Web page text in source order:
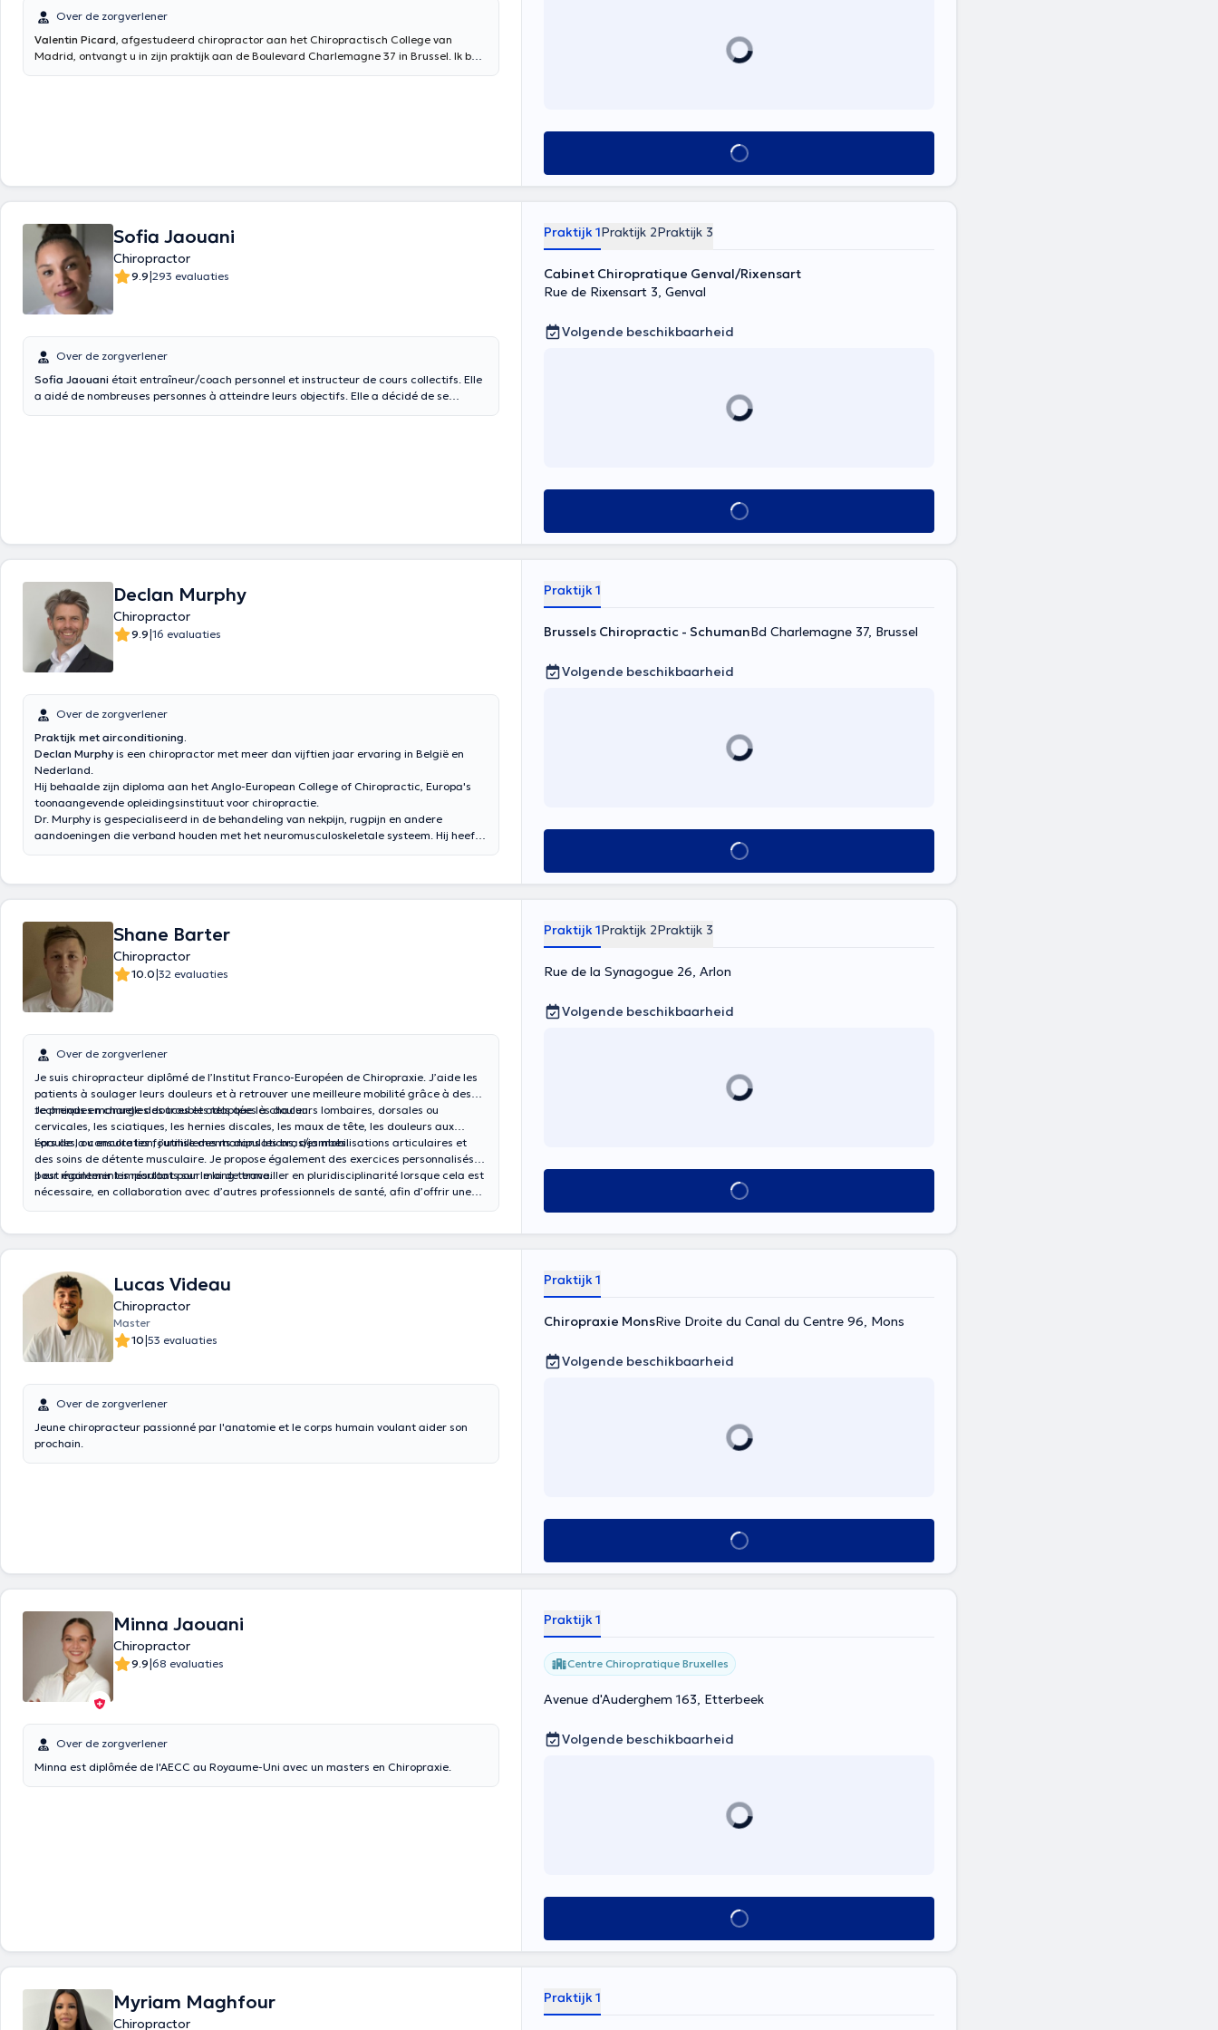
Over de zorgverlener
Valentin Picard, afgestudeerd chiropractor aan het Chiropractisch College van
Madrid, ontvangt u in zijn praktijk aan de Boulevard Charlemagne 37 in Brussel. Ik ben
opnemen met +32 80 89 424.
Alles zien
Sofia Jaouani
Chiropractor
9.9|293 evaluaties
Over de zorgverlener
Sofia Jaouani était entraîneur/coach personnel et instructeur de cours collectifs. Elle
a aidé de nombreuses personnes à atteindre leurs objectifs. Elle a décidé de se
Praktijk 1Praktijk 2Praktijk 3
Cabinet Chiropratique Genval/Rixensart
Rue de Rixensart 3, Genval
Volgende beschikbaarheid
Alles zien
Declan Murphy
Chiropractor
9.9|16 evaluaties
Over de zorgverlener
Praktijk met airconditioning.
Declan Murphy is een chiropractor met meer dan vijftien jaar ervaring in België en
Nederland.
Hij behaalde zijn diploma aan het Anglo-European College of Chiropractic, Europa's
toonaangevende opleidingsinstituut voor chiropractie.
Dr. Murphy is gespecialiseerd in de behandeling van nekpijn, rugpijn en andere
aandoeningen die verband houden met het neuromusculoskeletale systeem. Hij heeft
Praktijk 1
Brussels Chiropractic - SchumanBd Charlemagne 37, Brussel
Volgende beschikbaarheid
Alles zien
Shane Barter
Chiropractor
10.0|32 evaluaties
Over de zorgverlener
Je suis chiropracteur diplômé de l’Institut Franco-Européen de Chiropraxie. J’aide les
patients à soulager leurs douleurs et à retrouver une meilleure mobilité grâce à des
techniques manuelles douces et adaptées à chacun.
Je prends en charge des troubles tels que les douleurs lombaires, dorsales ou
cervicales, les sciatiques, les hernies discales, les maux de tête, les douleurs aux
épaules, ou encore les fourmillements dans les bras/jambes.
Lors de la consultation, j’utilise des manipulations, des mobilisations articulaires et
des soins de détente musculaire. Je propose également des exercices personnalisés
pour maintenir les résultats sur le long terme.
Il est également important pour moi de travailler en pluridisciplinarité lorsque cela est
nécessaire, en collaboration avec d’autres professionnels de santé, afin d’offrir une
Praktijk 1Praktijk 2Praktijk 3
Rue de la Synagogue 26, Arlon
Volgende beschikbaarheid
Alles zien
Lucas Videau
Chiropractor
Master
10|53 evaluaties
Over de zorgverlener
Jeune chiropracteur passionné par l'anatomie et le corps humain voulant aider son
prochain.
Praktijk 1
Chiropraxie MonsRive Droite du Canal du Centre 96, Mons
Volgende beschikbaarheid
Alles zien
Minna Jaouani
Chiropractor
9.9|68 evaluaties
Over de zorgverlener
Minna est diplômée de l'AECC au Royaume-Uni avec un masters en Chiropraxie.
Praktijk 1
Centre Chiropratique Bruxelles
Avenue d'Auderghem 163, Etterbeek
Volgende beschikbaarheid
Alles zien
Myriam Maghfour
Chiropractor
Praktijk 1